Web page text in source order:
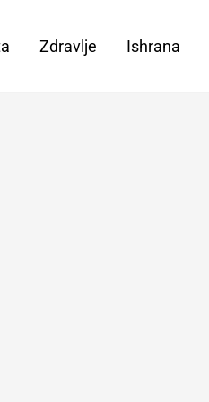
Zdravlje Ishrana